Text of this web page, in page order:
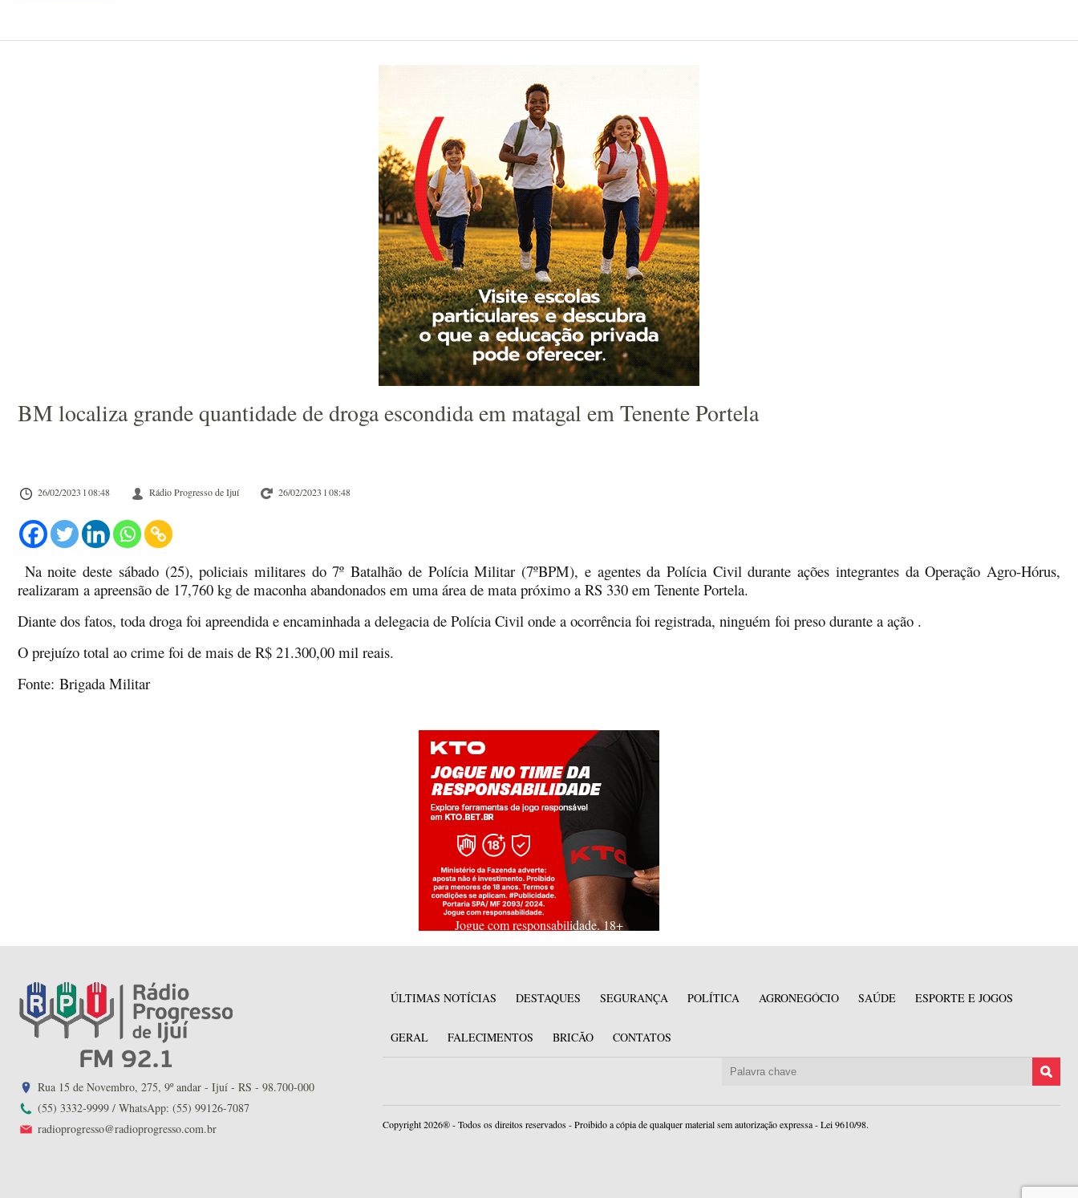
BM localiza grande quantidade de droga escondida em matagal em Tenente Portela
26/02/2023 l 08:48 Rádio Progresso de Ijuí 26/02/2023 l 08:48
Na noite deste sábado (25), policiais militares do 7º Batalhão de Polícia Militar (7ºBPM), e agentes da Polícia Civil durante ações integrantes da Operação Agro-Hórus,
realizaram a apreensão de 17,760 kg de maconha abandonados em uma área de mata próximo a RS 330 em Tenente Portela.
Diante dos fatos, toda droga foi apreendida e encaminhada a delegacia de Polícia Civil onde a ocorrência foi registrada, ninguém foi preso durante a ação .
O prejuízo total ao crime foi de mais de R$ 21.300,00 mil reais.
Fonte: Brigada Militar
Jogue com responsabilidade. 18+
Rua 15 de Novembro, 275, 9º andar - Ijuí - RS - 98.700-000
(55) 3332-9999 / WhatsApp: (55) 99126-7087
radioprogresso@radioprogresso.com.br
ÚLTIMAS NOTÍCIAS DESTAQUES SEGURANÇA POLÍTICA AGRONEGÓCIO SAÚDE ESPORTE E JOGOS
GERAL FALECIMENTOS BRICÃO CONTATOS
Copyright 2026® - Todos os direitos reservados - Proibido a cópia de qualquer material sem autorização expressa - Lei 9610/98.